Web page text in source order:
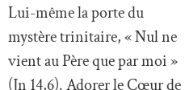
Lui-même la porte du
mystère trinitaire, « Nul ne
vient au Père que par moi »
(Jn 14,6). Adorer le Cœur de